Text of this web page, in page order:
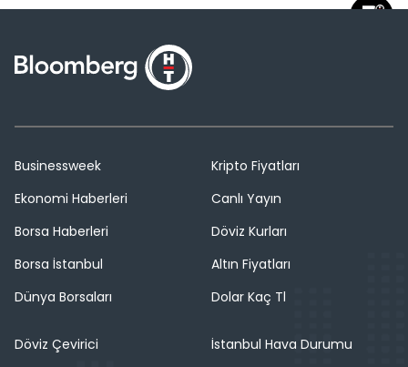
Businessweek
Ekonomi Haberleri
Borsa Haberleri
Borsa İstanbul
Dünya Borsaları
Kripto Fiyatları
Canlı Yayın
Döviz Kurları
Altın Fiyatları
Dolar Kaç Tl
Döviz Çevirici
İstanbul Hava Durumu